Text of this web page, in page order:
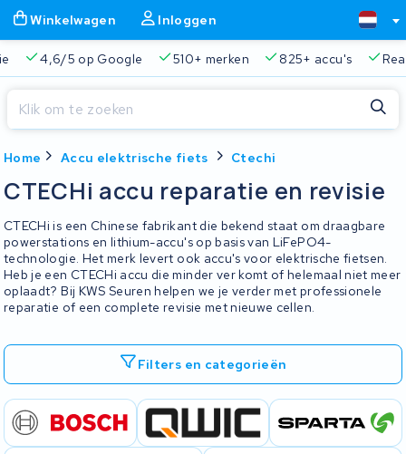
Winkelwagen Inloggen
4,6/5 op Google 510+ merken 825+ accu's
Home Accu elektrische fiets Ctechi
CTECHi accu reparatie en revisie
CTECHi is een Chinese fabrikant die bekend staat om draagbare
powerstations en lithium-accu's op basis van LiFePO4-
technologie. Het merk levert ook accu's voor elektrische fietsen.
Heb je een CTECHi accu die minder ver komt of helemaal niet meer
oplaadt? Bij KWS Seuren helpen we je verder met professionele
reparatie of een complete revisie met nieuwe cellen.
Filters en categorieën
Je winkelwagen is leeg.
Gratis verzending en ophaalservice 45.000+ accu's
Sluiten
Begin te typen in de zoekbalk om te zoeken